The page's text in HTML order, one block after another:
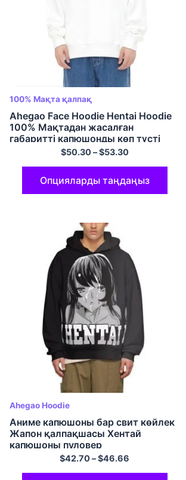
100% Мақта қалпақ
Ahegao Face Hoodie Hentai Hoodie
100% Мақтадан жасалған
габаритті капюшонды көп түсті
$50.30–$53.30
Опцияларды таңдаңыз
Ahegao Hoodie
Аниме капюшоны бар свит көйлек
Жапон қалпақшасы Хентай
капюшоны пуловер
$42.70–$46.66